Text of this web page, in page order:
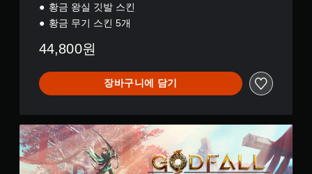
황금 왕실 깃발 스킨
황금 무기 스킨 5개
44,800원
장바구니에 담기
G
o
d
f